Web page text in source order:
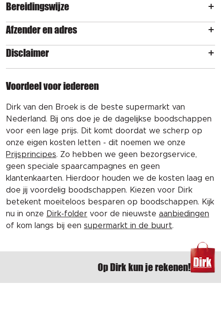
Bereidingswijze
Afzender en adres
Disclaimer
Voordeel voor iedereen
Dirk van den Broek is de beste supermarkt van
Nederland. Bij ons doe je de dagelijkse boodschappen
voor een lage prijs. Dit komt doordat we scherp op
onze eigen kosten letten - dit noemen we onze
Prijsprincipes. Zo hebben we geen bezorgservice,
geen speciale spaarcampagnes en geen
klantenkaarten. Hierdoor houden we de kosten laag en
doe jij voordelig boodschappen. Kiezen voor Dirk
betekent moeiteloos besparen op boodschappen. Kijk
nu in onze Dirk-folder voor de nieuwste aanbiedingen
of kom langs bij een supermarkt in de buurt.
Op Dirk kun je rekenen!